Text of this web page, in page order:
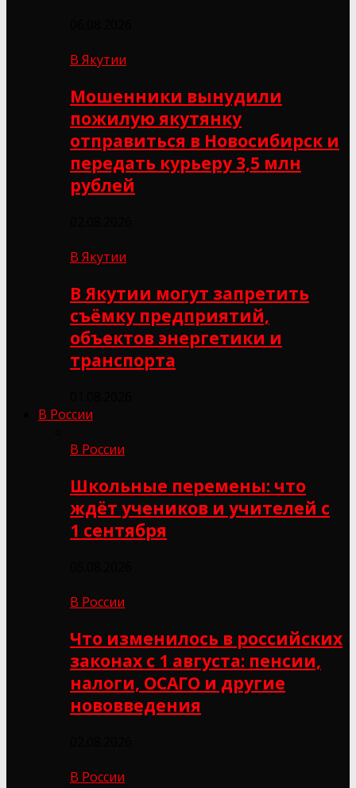
В Якутии
Мошенники вынудили
пожилую якутянку
отправиться в Новосибирск и
передать курьеру 3,5 млн
рублей
В Якутии
В Якутии могут запретить
съёмку предприятий,
объектов энергетики и
транспорта
В России
В России
Школьные перемены: что
ждёт учеников и учителей с
1 сентября
В России
Что изменилось в российских
законах с 1 августа: пенсии,
налоги, ОСАГО и другие
нововведения
В России